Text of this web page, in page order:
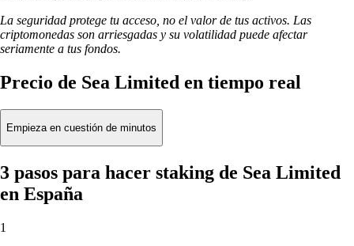
La seguridad protege tu acceso, no el valor de tus activos. Las
criptomonedas son arriesgadas y su volatilidad puede afectar
seriamente a tus fondos.
Precio de Sea Limited en tiempo real
Empieza en cuestión de minutos
3 pasos para hacer staking de Sea Limited
en España
1